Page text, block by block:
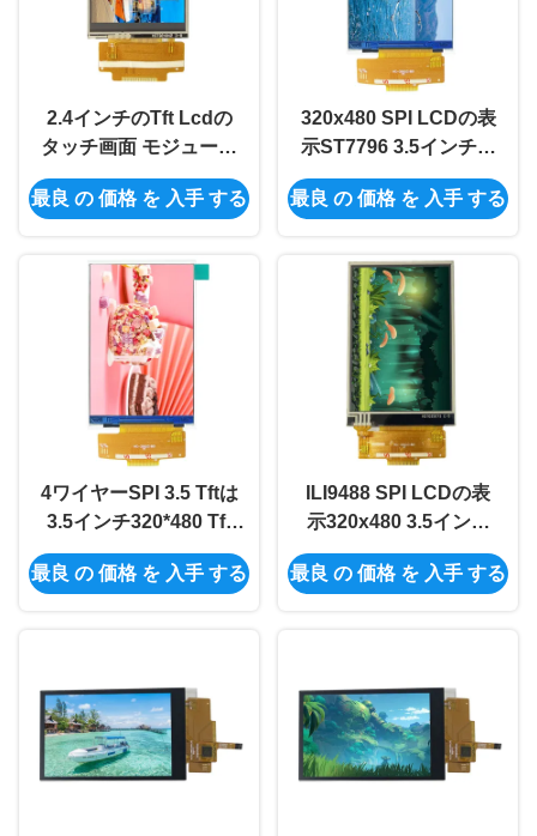
2.4インチのTft Lcdの
タッチ画面 モジュール
240x320 ILI9341V Tft
LcdのパネルSPI LCD
最良 の 価格 を 入手 する
320x480 SPI LCDの表
示ST7796 3.5インチの
Spi Tft Lcd TFT LCD
の表示画面
最良 の 価格 を 入手 する
4ワイヤーSPI 3.5 Tftは
3.5インチ320*480 Tft
の表示Spi IL9488 Lcd
を表示する
最良 の 価格 を 入手 する
ILI9488 SPI LCDの表
示320x480 3.5インチ
のTft LCDの表示のTft
の表示3.5インチ
最良 の 価格 を 入手 する